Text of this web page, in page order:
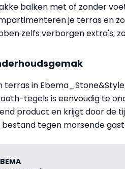
balken met of zonder
je terras en
zelfs verborgen extra's,
terras in
tegels is eenvoudig te
product en krijgt door de
bestand tegen morsende